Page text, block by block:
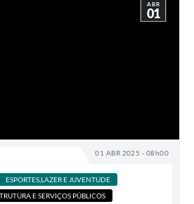
01 ABR 2025 - 08h00
ABR
01
ESPORTES,LAZER E JUVENTUDE
E SERVIÇOS PÚBLICOS